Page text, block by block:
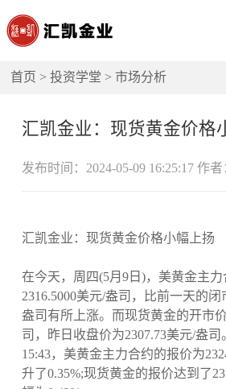
首页 >投资学堂 >市场分析
汇凯金业：现货黄金价格
发布时间：2024-05-09 16:25:17 作
汇凯金业：现货黄金价格小幅上扬
在今天，周四(5月9日)，美黄金主
2316.5000美元/盎司，比前一天的闭
盎司有所上涨。而现货黄金的开市
司，昨日收盘价为2307.73美元/盎司
15:43，美黄金主力合约的报价为
升了0.35%;现货黄金的报价达到了